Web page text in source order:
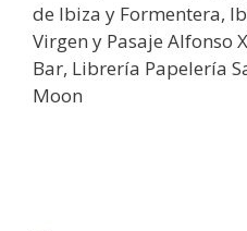
de Ibiza y Formentera,
Virgen y Pasaje Alfonso
Bar, Librería Papelería
Moon